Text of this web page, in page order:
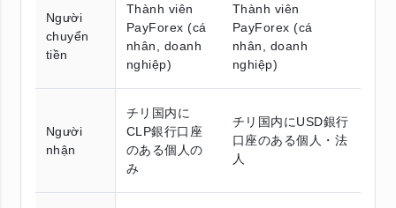
Người
chuyển
tiền
Thành viên
PayForex (cá
nhân, doanh
nghiệp)
Thành viên
PayForex (cá
nhân, doanh
nghiệp)
Người
nhận
チリ国内に
CLP銀行口座
のある個人の
み
チリ国内にUSD銀行
口座のある個人・法
人